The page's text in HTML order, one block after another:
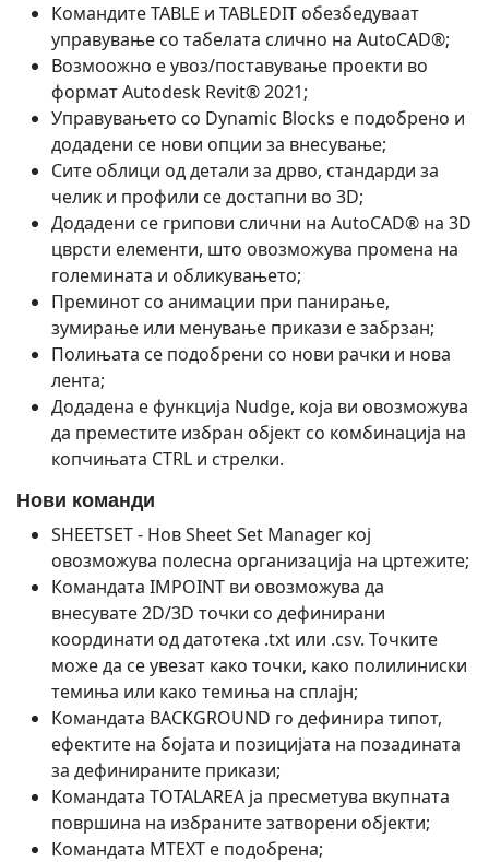
Командите TABLE и TABLEDIT обезбедуваат
управување со табелата слично на AutoCAD®;
Возмоожно е увоз/поставување проекти во
формат Autodesk Revit® 2021;
Управувањето со Dynamic Blocks е подобрено и
додадени се нови опции за внесување;
Сите облици од детали за дрво, стандарди за
челик и профили се достапни во 3D;
Додадени се грипови слични на AutoCAD® на 3D
цврсти елементи, што овозможува промена на
големината и обликувањето;
Преминот со анимации при панирање,
зумирање или менување прикази е забрзан;
Полињата се подобрени со нови рачки и нова
лента;
Додадена е функција Nudge, која ви овозможува
да преместите избран објект со комбинација на
копчињата CTRL и стрелки.
Нови команди
SHEETSET - Нов Sheet Set Manager кој
овозможува полесна организација на цртежите;
Командата IMPOINT ви овозможува да
внесувате 2D/3D точки со дефинирани
координати од датотека .txt или .csv. Точките
може да се увезат како точки, како полилиниски
темиња или како темиња на сплајн;
Командата BACKGROUND го дефинира типот,
ефектите на бојата и позицијата на позадината
за дефинираните прикази;
Командата TOTALAREA ја пресметува вкупната
површина на избраните затворени објекти;
Командата MTEXT е подобрена;